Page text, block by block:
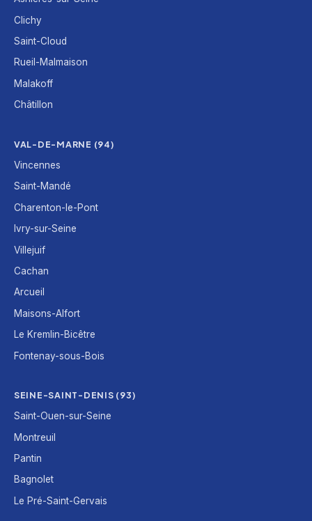
Clichy
Saint-Cloud
Rueil-Malmaison
Malakoff
Châtillon
VAL-DE-MARNE (94)
Vincennes
Saint-Mandé
Charenton-le-Pont
Ivry-sur-Seine
Villejuif
Cachan
Arcueil
Maisons-Alfort
Le Kremlin-Bicêtre
Fontenay-sous-Bois
SEINE-SAINT-DENIS (93)
Saint-Ouen-sur-Seine
Montreuil
Pantin
Bagnolet
Le Pré-Saint-Gervais